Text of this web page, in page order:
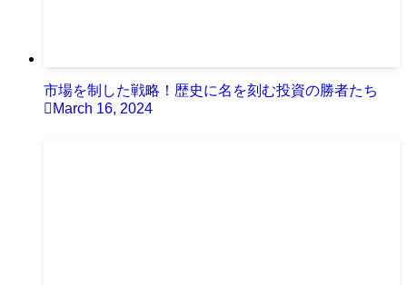
市場を制した戦略！歴史に名を刻む投資の勝者たち
March 16, 2024